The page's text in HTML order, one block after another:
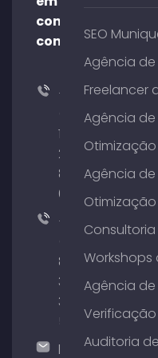
contato
conosco!
+49
176
204
801
64
+49
89
380
375
SEO
Agência de
Freelancer
Agência
Agência de
Otimização
Consultoria
Workshops
Agência de
Verificação
Auditoria de